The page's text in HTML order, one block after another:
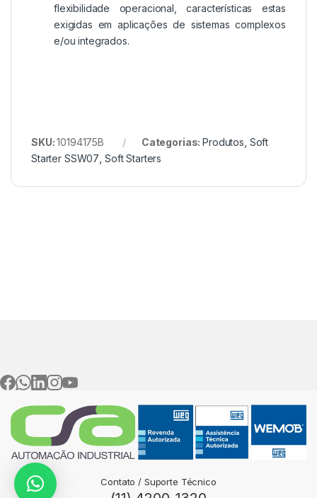
flexibilidade operacional, características estas
exigidas em aplicações de sistemas complexos
e/ou integrados.
SKU:10194175B Categorias:Produtos Soft
Starter SSW07 Soft Starters
Contato / Suporte Técnico